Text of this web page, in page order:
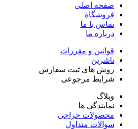
صفحه اصلی
فروشگاه
تماس با ما
درباره ما
قوانین و مقررات
ناشرین
روش های ثبت سفارش
شرایط مرجوعی
وبلاگ
نمایندگی ها
محصولات حراجی
سوالات متداول